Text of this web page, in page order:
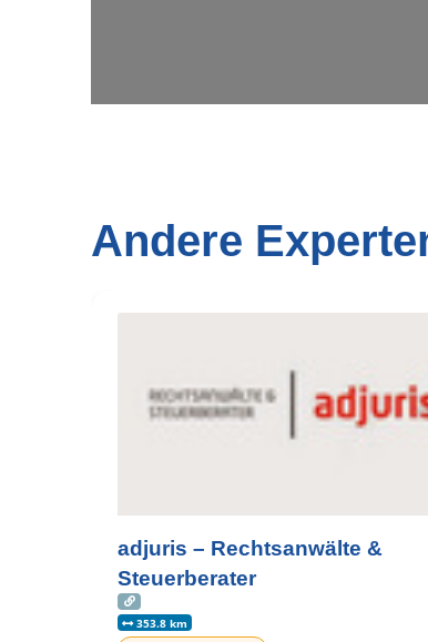
Andere
adjuris – Rechtsanwälte &
Steuerberater
353.8 km